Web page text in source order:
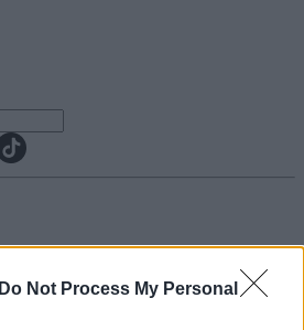
Do Not Process My Personal